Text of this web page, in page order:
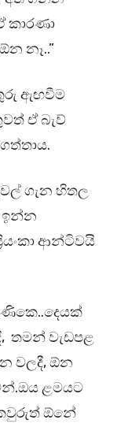
කාරණා
නෑ..”
ඇඟවීම
ඒ බැව්
ගැන හිතල
ඉන්න
ආන්ටිවයි
තමන් වැඩපළ
වලදී, ඕන
ළමයට
ඕනේ